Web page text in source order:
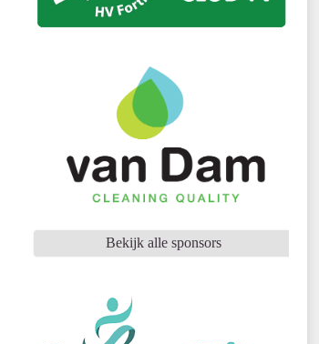
Bekijk alle sponsors